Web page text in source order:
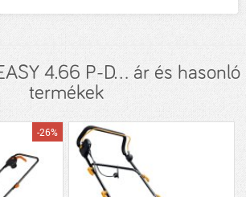
4.66 P-D... ár és hasonló
termékek
-26%